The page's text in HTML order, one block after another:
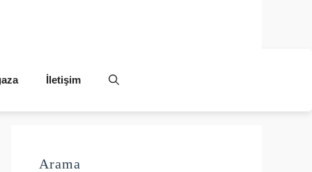
İletişim
Arama